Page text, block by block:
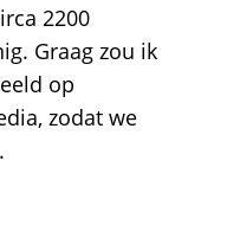
2200
Graag zou ik
op
zodat we